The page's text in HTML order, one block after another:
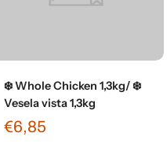
❄️ Whole Chicken 1,3kg/ ❄️
Vesela vista 1,3kg
€6,85